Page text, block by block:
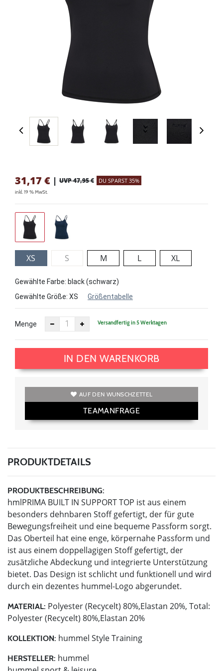
31,17 € | UVP 47,95 € DU SPARST 35%
inkl. 19 % MwSt.
XS S M L XL
Gewählte Farbe: black (schwarz)
Gewählte Größe: XS Größentabelle
Menge Versandfertig in 5 Werktagen
IN DEN WARENKORB
AUF DEN WUNSCHZETTEL
TEAMANFRAGE
PRODUKTDETAILS
PRODUKTBESCHREIBUNG:
hmlPRIMA BUILT IN SUPPORT TOP ist aus einem
besonders dehnbaren Stoff gefertigt, der für gute
Bewegungsfreiheit und eine bequeme Passform sorgt.
Das Oberteil hat eine enge, körpernahe Passform und
ist aus einem doppellagigen Stoff gefertigt, der
zusätzliche Abdeckung und integrierte Unterstützung
bietet. Das Design ist schlicht und funktionell und wird
durch ein dezentes hummel-Logo abgerundet.
MATERIAL: Polyester (Recycelt) 80%,Elastan 20%, Total:
Polyester (Recycelt) 80%,Elastan 20%
KOLLEKTION: hummel Style Training
HERSTELLER: hummel